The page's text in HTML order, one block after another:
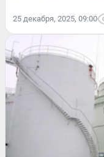
25 декабря, 2025, 09:00